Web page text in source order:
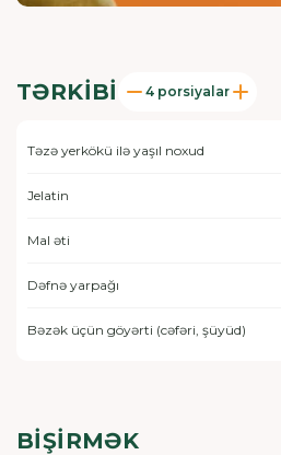
TƏRKIBI 4 porsiyalar
Təzə yerkökü ilə yaşıl noxud
Jelatin
Mal əti
Dəfnə yarpağı
Bəzək üçün göyərti (cəfəri, şüyüd)
BIŞIRMƏK